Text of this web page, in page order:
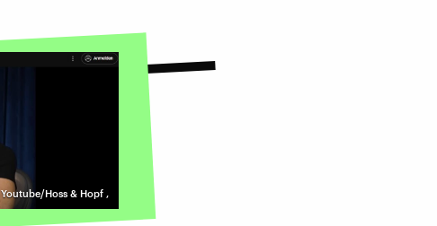
Youtube/Hoss & Hopf ,